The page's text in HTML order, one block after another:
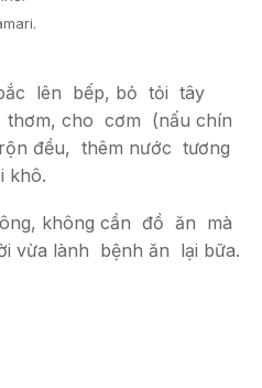
lên bếp, bỏ tỏi tây
cho cơm (nấu chín
đều, thêm nước tương
khô.
không cần đồ ăn mà
vừa lành bệnh ăn lại bữa.